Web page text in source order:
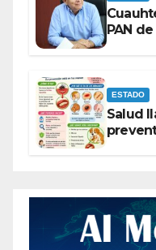
PAN
ESTADO
Salud